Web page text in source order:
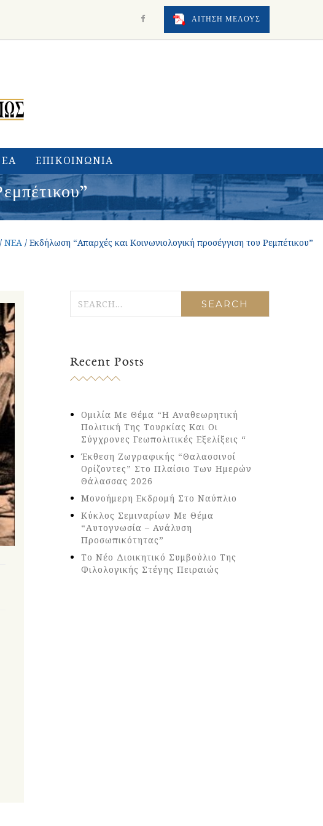
ΑΙΤΗΣΗ ΜΕΛΟΥΣ
ΕΠΙΚΟΙΝΩΝΙΑ
/ ΝΕΑ / Εκδήλωση “Απαρχές και Κοινωνιολογική προσέγγιση του Ρεμπέτικου”
Recent Posts
Ομιλία Με Θέμα “Η Αναθεωρητική
Πολιτική Της Τουρκίας Και Οι
Σύγχρονες Γεωπολιτικές Εξελίξεις “
Έκθεση Ζωγραφικής “Θαλασσινοί
Ορίζοντες” Στο Πλαίσιο Των Ημερών
Θάλασσας 2026
Μονοήμερη Εκδρομή Στο Ναύπλιο
Κύκλος Σεμιναρίων Με Θέμα
“Αυτογνωσία – Ανάλυση
Προσωπικότητας”
Το Νέο Διοικητικό Συμβούλιο Της
Φιλολογικής Στέγης Πειραιώς